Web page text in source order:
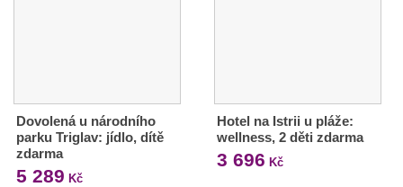
Dovolená u národního
parku Triglav: jídlo, dítě
zdarma
5 289 Kč
Hotel na Istrii u pláže:
wellness, 2 děti zdarma
3 696 Kč